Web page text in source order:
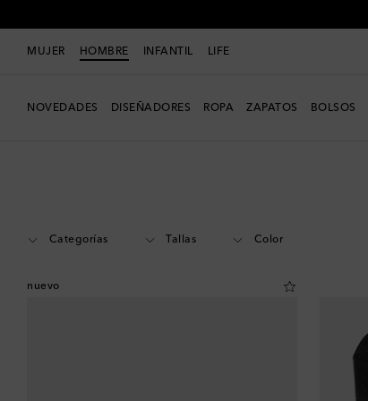
MUJER HOMBRE INFANTIL LIFE
NOVEDADES DISEÑADORES ROPA ZAPATOS BOLSOS
Categorías Tallas Color
nuevo